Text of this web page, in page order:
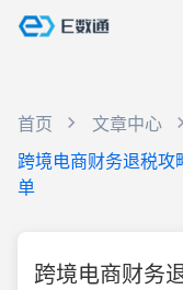
首页
文章中心
跨境电商财务退税
单
跨境电商财务